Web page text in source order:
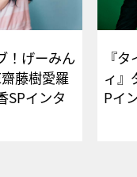
！げーみん
藤樹愛羅
SPインタ
『
ィ』
P